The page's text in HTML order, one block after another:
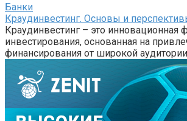
Банки
Краудинвестинг. Основы и
Краудинвестинг – это инновационная
инвестирования, основанная на
финансирования от широкой